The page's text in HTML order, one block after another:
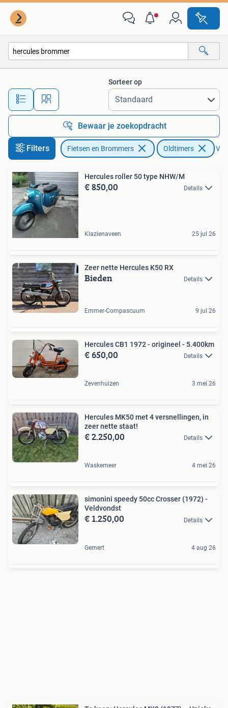
Alle afstanden…
Sorteer op
Bewaar je zoekopdracht
Filters Fietsen en Brommers Oldtimers
Hercules roller 50 type NHW/M
€ 850,00 Details
Klazienaveen 25 jul 26
Zeer nette Hercules K50 RX
Bieden Details
Emmer-Compascuum 9 jul 26
Hercules CB1 1972 - origineel - 5.400km
€ 650,00 Details
Zevenhuizen 3 mei 26
Hercules MK50 met 4 versnellingen, in
zeer nette staat!
€ 2.250,00 Details
Waskemeer 4 mei 26
simonini speedy 50cc Crosser (1972) -
Veldvondst
€ 1.250,00 Details
Gemert 4 aug 26